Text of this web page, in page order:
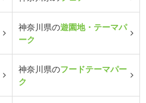
神奈川県の遊園地・テーマパ
ーク
神奈川県のフードテーマパー
ク